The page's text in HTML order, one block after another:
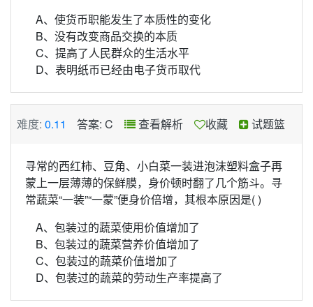
A、使货币职能发生了本质性的变化
B、没有改变商品交换的本质
C、提高了人民群众的生活水平
D、表明纸币已经由电子货币取代
难度: 0.11 答案: C 查看解析 收藏 试题篮
寻常的西红柿、豆角、小白菜一装进泡沫塑料盒子再
蒙上一层薄薄的保鲜膜，身价顿时翻了几个筋斗。寻
常蔬菜“一装”“一蒙”便身价倍增，其根本原因是( )
A、包装过的蔬菜使用价值增加了
B、包装过的蔬菜营养价值增加了
C、包装过的蔬菜价值增加了
D、包装过的蔬菜的劳动生产率提高了